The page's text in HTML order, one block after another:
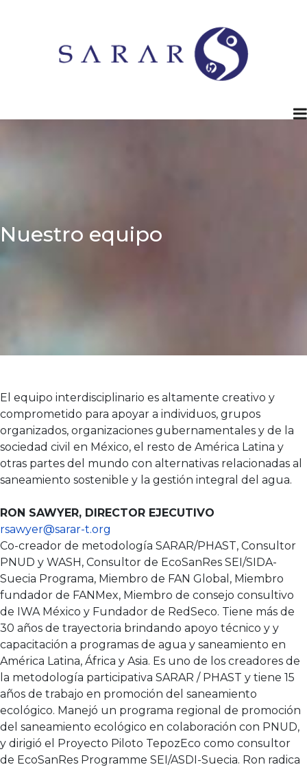
Nuestro equipo
El equipo interdisciplinario es altamente creativo y
comprometido para apoyar a individuos, grupos
organizados, organizaciones gubernamentales y de la
sociedad civil en México, el resto de América Latina y
otras partes del mundo con alternativas relacionadas al
saneamiento sostenible y la gestión integral del agua.​
RON SAWYER, DIRECTOR EJECUTIVO
rsawyer@sarar-t.org
Co-creador de metodología SARAR/PHAST, Consultor
PNUD y WASH, Consultor de EcoSanRes SEI/SIDA-
Suecia Programa, Miembro de FAN Global, Miembro
fundador de FANMex, Miembro de consejo consultivo
de IWA México y Fundador de RedSeco. Tiene más de
30 años de trayectoria brindando apoyo técnico y y
capacitación a programas de agua y saneamiento en
América Latina, África y Asia. Es uno de los creadores de
la metodología participativa SARAR / PHAST y tiene 15
años de trabajo en promoción del saneamiento
ecológico. Manejó un programa regional de promoción
del saneamiento ecológico en colaboración con PNUD,
y dirigió el Proyecto Piloto TepozEco como consultor
de EcoSanRes Programme SEI/ASDI-Suecia. Ron radica